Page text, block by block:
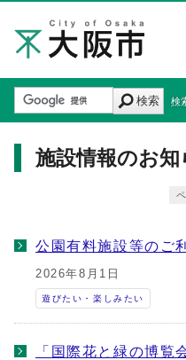
検索 検
施設情報のお知
公園有料施設等のご
2026年8月1日
遊びたい・楽しみたい
「国際花と緑の博覧